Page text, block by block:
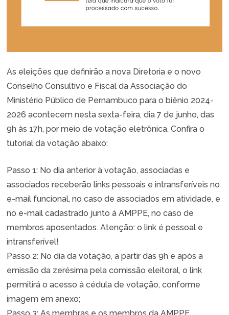
As eleições que definirão a nova Diretoria e o novo
Conselho Consultivo e Fiscal da Associação do
Ministério Público de Pernambuco para o biênio 2024-
2026 acontecem nesta sexta-feira, dia 7 de junho, das
9h às 17h, por meio de votação eletrônica. Confira o
tutorial da votação abaixo:
Passo 1: No dia anterior à votação, associadas e
associados receberão links pessoais e intransferíveis no
e-mail funcional, no caso de associados em atividade, e
no e-mail cadastrado junto à AMPPE, no caso de
membros aposentados. Atenção: o link é pessoal e
intransferível!
Passo 2: No dia da votação, a partir das 9h e após a
emissão da zerésima pela comissão eleitoral, o link
permitirá o acesso à cédula de votação, conforme
imagem em anexo;